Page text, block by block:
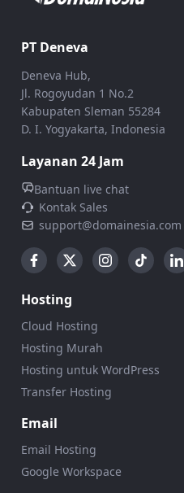
PT Deneva
Deneva Hub,
Jl. Rogoyudan 1 No.2
Kabupaten Sleman 55284
D. I. Yogyakarta, Indonesia
Layanan 24 Jam
Bantuan live chat
Kontak Sales
support@domainesia.com
Hosting
Cloud Hosting
Hosting Murah
Hosting untuk WordPress
Transfer Hosting
Email
Email Hosting
Google Workspace